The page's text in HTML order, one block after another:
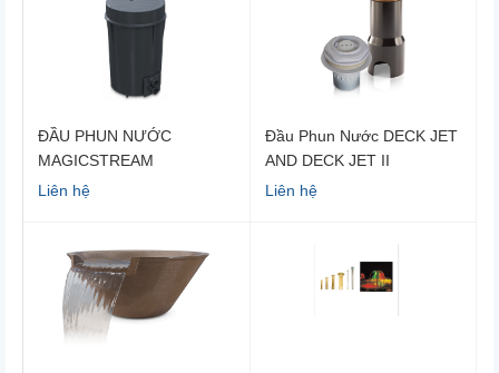
ĐẦU PHUN NƯỚC
MAGICSTREAM
LAMINARS
Liên hệ
Đầu Phun Nước DECK JET
AND DECK JET II
Liên hệ